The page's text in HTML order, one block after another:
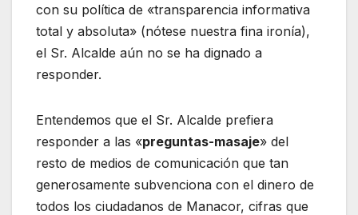
con su política de «transparencia informativa
total y absoluta» (nótese nuestra fina ironía),
el Sr. Alcalde aún no se ha dignado a
responder.
Entendemos que el Sr. Alcalde prefiera
responder a las «preguntas-masaje» del
resto de medios de comunicación que tan
generosamente subvenciona con el dinero de
todos los ciudadanos de Manacor, cifras que